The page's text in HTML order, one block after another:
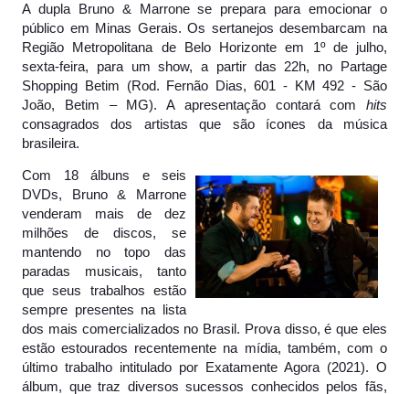
A dupla Bruno & Marrone se prepara para emocionar o
público em Minas Gerais. Os sertanejos desembarcam na
Região Metropolitana de Belo Horizonte em 1º de julho,
sexta-feira, para um show, a partir das 22h, no Partage
Shopping Betim (Rod. Fernão Dias, 601 - KM 492 - São
João, Betim – MG). A apresentação contará com hits
consagrados dos artistas que são ícones da música
brasileira.
Com 18 álbuns e seis
DVDs, Bruno & Marrone
venderam mais de dez
milhões de discos, se
mantendo no topo das
paradas musicais, tanto
que seus trabalhos estão
sempre presentes na lista
dos mais comercializados no Brasil. Prova disso, é que eles
estão estourados recentemente na mídia, também, com o
último trabalho intitulado por Exatamente Agora (2021). O
álbum, que traz diversos sucessos conhecidos pelos fãs,